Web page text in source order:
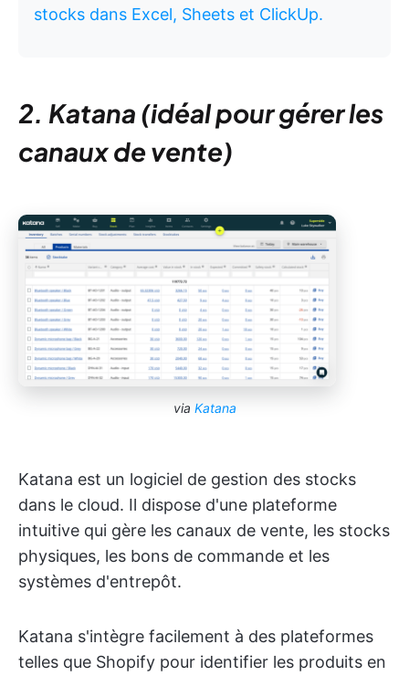
stocks dans Excel, Sheets et ClickUp.
2. Katana (idéal pour gérer les
canaux de vente)
via Katana
Katana est un logiciel de gestion des stocks
dans le cloud. Il dispose d'une plateforme
intuitive qui gère les canaux de vente, les stocks
physiques, les bons de commande et les
systèmes d'entrepôt.
Katana s'intègre facilement à des plateformes
telles que Shopify pour identifier les produits en